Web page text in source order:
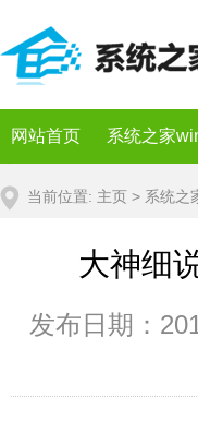
网站首页 系统之家
当前位置: 主页 > 系统之
大神细
发布日期：